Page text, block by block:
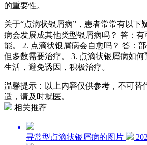
的重要性。
关于“点滴状银屑病”，患者常常有以下
病会发展成其他类型银屑病吗？ 答：
能。 2. 点滴状银屑病会自愈吗？ 答：
但多数需要治疗。 3. 点滴状银屑病如
生活，避免诱因，积极治疗。
温馨提示：以上内容仅供参考，不可替
适，请及时就医。
相关推荐
寻常型点滴状银屑病的图片